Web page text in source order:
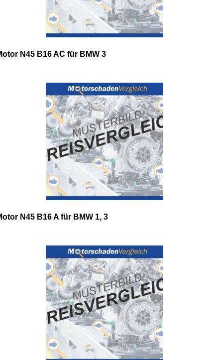
N45 B16 AC für BMW 3
N45 B16 A für BMW 1, 3